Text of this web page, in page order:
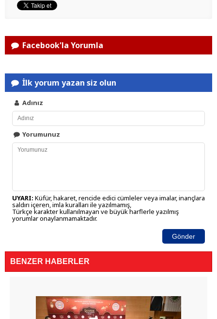
Facebook'la Yorumla
İlk yorum yazan siz olun
Adınız
Yorumunuz
UYARI: Küfür, hakaret, rencide edici cümleler veya imalar, inançlara
saldırı içeren, imla kuralları ile yazılmamış,
Türkçe karakter kullanılmayan ve büyük harflerle yazılmış
yorumlar onaylanmamaktadır.
Gönder
BENZER HABERLER